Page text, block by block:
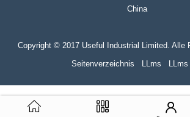
China
Copyright © 2017 Useful Industrial Limited. Alle
Seitenverzeichnis
LLms LLms